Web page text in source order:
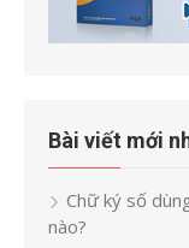
Bài viết mới
Chữ ký số
nào?